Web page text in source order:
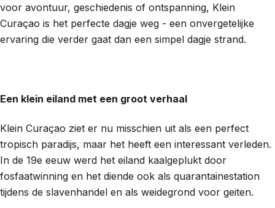
voor avontuur, geschiedenis of ontspanning, Klein
Curaçao is het perfecte dagje weg - een onvergetelijke
ervaring die verder gaat dan een simpel dagje strand.
Een klein eiland met een groot verhaal
Klein Curaçao ziet er nu misschien uit als een perfect
tropisch paradijs, maar het heeft een interessant verleden.
In de 19e eeuw werd het eiland kaalgeplukt door
fosfaatwinning en het diende ook als quarantainestation
tijdens de slavenhandel en als weidegrond voor geiten.